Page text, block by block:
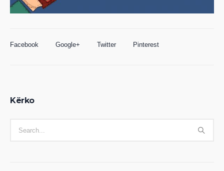
Facebook Google+ Twitter Pinterest
Kërko